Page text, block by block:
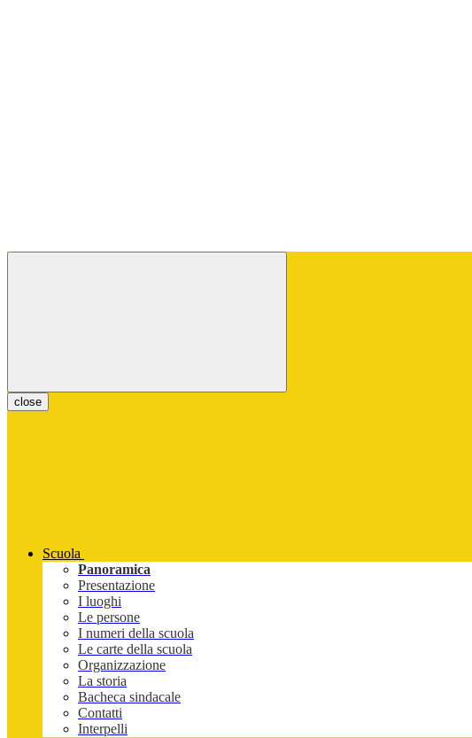
close
Scuola
Panoramica
Presentazione
I luoghi
Le persone
I numeri della scuola
Le carte della scuola
Organizzazione
La storia
Bacheca sindacale
Contatti
Interpelli